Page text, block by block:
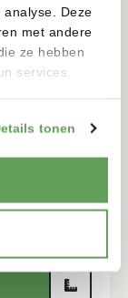
Deze
met andere
ze hebben
services.
tonen